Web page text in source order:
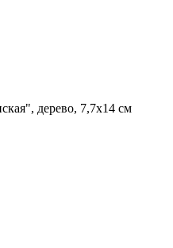
дерево, 7,7х14 см